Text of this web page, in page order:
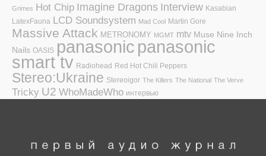
Grimes Hot Chip Imagine Dragons Interview Kasabian
LatexFauna LCD Soundsystem Mad Cool Martin Gore
Massive Attack METRONOMY MGMT mtv Muse Nine Inch
Nails OASIS panasonic panasonic
smart tv Radiohead Red Hot Chili Peppers
Stereo:Ukraine Stereoigor The Killers The National The Verve
Tricky U2 WhoMadeWho интервью